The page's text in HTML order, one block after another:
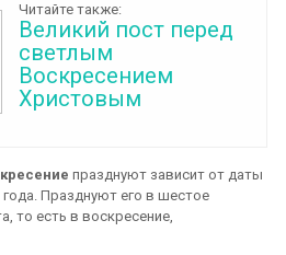
Читайте также:
Великий пост перед
светлым
Воскресением
Христовым
празднуют зависит от даты
Празднуют его в шестое
то есть в воскресение,